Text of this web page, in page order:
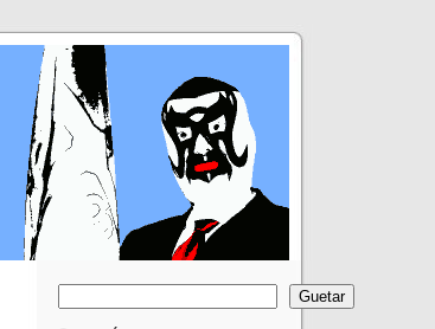
Guetar Guetar